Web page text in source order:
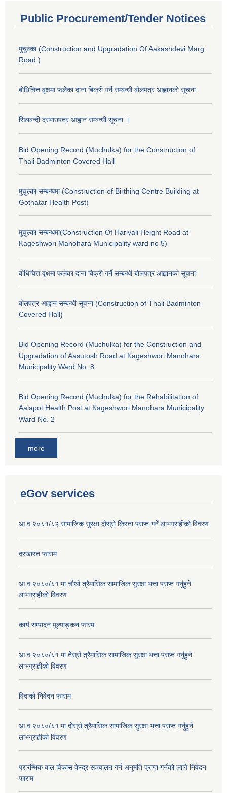
Public Procurement/Tender Notices
मुचुल्का (Construction and Upgradation Of Aakashdevi Marg
Road )
बोधिचित्त वृक्षमा फलेका दाना बिक्री गर्ने सम्बन्धी बोलपत्र आह्वानको सूचना
सिलबन्दी दरभाउपत्र आह्वान सम्बन्धी सूचना ।
Bid Opening Record (Muchulka) for the Construction of
Thali Badminton Covered Hall
मुचुल्का सम्बन्धमा (Construction of Birthing Centre Building at
Gothatar Health Post)
मुचुल्का सम्बन्धमा(Construction Of Hariyali Height Road at
Kageshwori Manohara Municipality ward no 5)
बोधिचित्त वृक्षमा फलेका दाना बिक्री गर्ने सम्बन्धी बोलपत्र आह्वानको सूचना
बोलपत्र आह्वान सम्बन्धी सूचना (Construction of Thali Badminton
Covered Hall)
Bid Opening Record (Muchulka) for the Construction and
Upgradation of Aasutosh Road at Kageshwori Manohara
Municipality Ward No. 8
Bid Opening Record (Muchulka) for the Rehabilitation of
Aalapot Health Post at Kageshwori Manohara Municipality
Ward No. 2
more
eGov services
आ.व.२०८१/८२ सामाजिक सुरक्षा दोस्रो किस्ता प्राप्त गर्ने लाभग्राहीको विवरण
दरखास्त फाराम
आ.व.२०८०/८१ मा चौथो त्रैमासिक सामाजिक सुरक्षा भत्ता प्राप्त गर्नुहुने
लाभग्राहीको विवरण
कार्य सम्पादन मूल्याङ्कन फारम
आ.व.२०८०/८१ मा तेस्रो त्रैमासिक सामाजिक सुरक्षा भत्ता प्राप्त गर्नुहुने
लाभग्राहीको विवरण
विदाको निवेदन फाराम
आ.व.२०८०/८१ मा दोस्रो त्रैमासिक सामाजिक सुरक्षा भत्ता प्राप्त गर्नुहुने
लाभग्राहीको विवरण
प्रारम्भिक बाल विकास केन्द्र सञ्चालन गर्न अनुमति प्राप्त गर्नको लागि निवेदन
फाराम